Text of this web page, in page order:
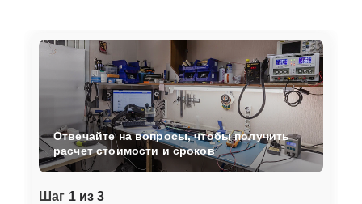
Шаг 1 из 3
Отвечайте на вопросы, чтобы получить
расчет стоимости и сроков